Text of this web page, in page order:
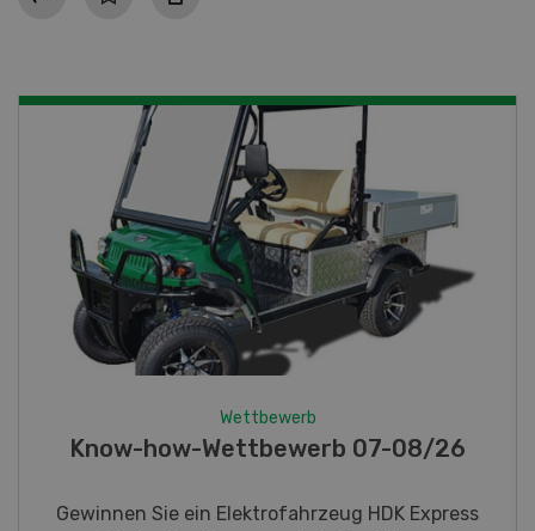
Fotorätsel 07-08/26
Gewinnen Sie eines von fünf LANDI